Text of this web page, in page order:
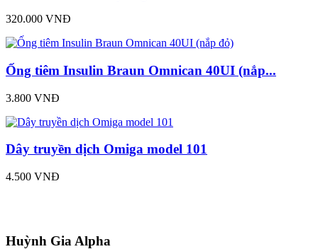
320.000 VNĐ
Ống tiêm Insulin Braun Omnican 40UI (nắp...
3.800 VNĐ
Dây truyền dịch Omiga model 101
4.500 VNĐ
Huỳnh Gia Alpha